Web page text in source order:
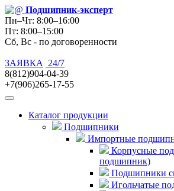
Подшипник-эксперт
Пн–Чт: 8:00–16:00
Пт: 8:00–15:00
Сб, Вс - по договоренности
ЗАЯВКА
24/7
8(812)904-04-39
+7(906)265-17-55
Каталог продукции
Подшипники
Импортные
Корпусные
подшипник)
Подшипники
Игольчатые